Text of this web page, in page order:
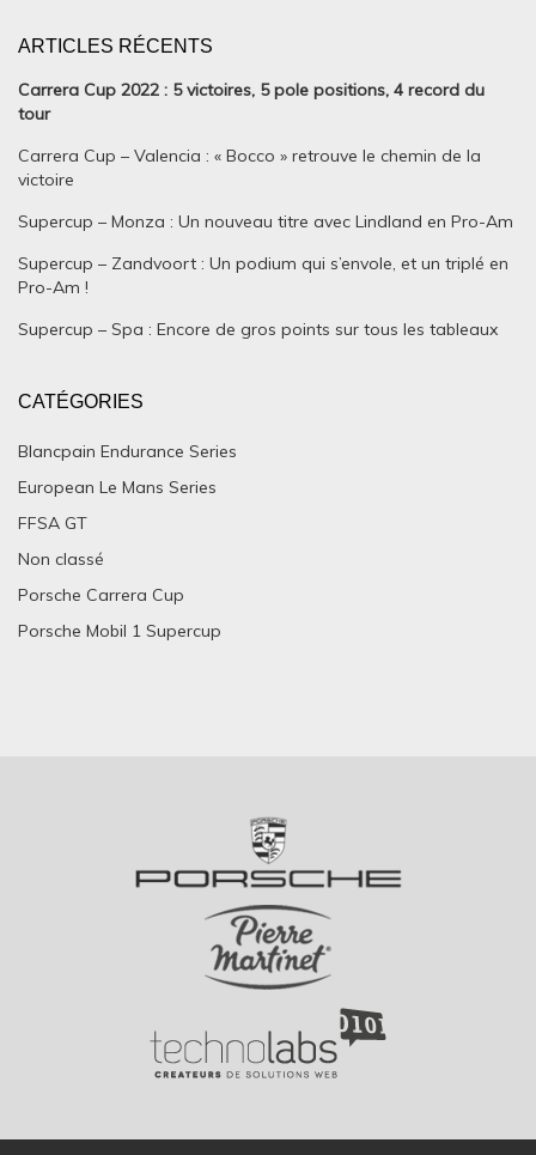
ARTICLES RÉCENTS
Carrera Cup 2022 : 5 victoires, 5 pole positions, 4 record du
tour
Carrera Cup – Valencia : « Bocco » retrouve le chemin de la
victoire
Supercup – Monza : Un nouveau titre avec Lindland en Pro-Am
Supercup – Zandvoort : Un podium qui s’envole, et un triplé en
Pro-Am !
Supercup – Spa : Encore de gros points sur tous les tableaux
CATÉGORIES
Blancpain Endurance Series
European Le Mans Series
FFSA GT
Non classé
Porsche Carrera Cup
Porsche Mobil 1 Supercup